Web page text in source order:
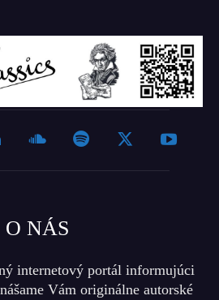
O NÁS
internetový portál informujúci
Vám originálne autorské